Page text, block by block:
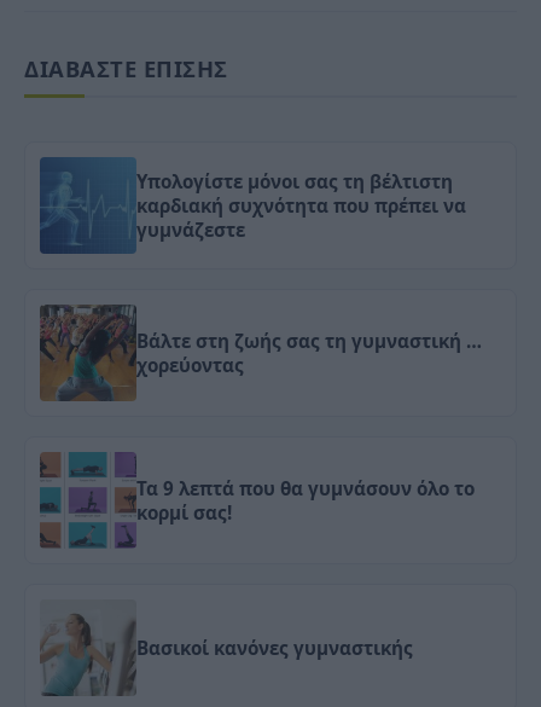
ΔΙΑΒΑΣΤΕ ΕΠΙΣΗΣ
Υπολογίστε μόνοι σας τη βέλτιστη
καρδιακή συχνότητα που πρέπει να
γυμνάζεστε
Βάλτε στη ζωής σας τη γυμναστική …
χορεύοντας
Τα 9 λεπτά που θα γυμνάσουν όλο το
κορμί σας!
Βασικοί κανόνες γυμναστικής